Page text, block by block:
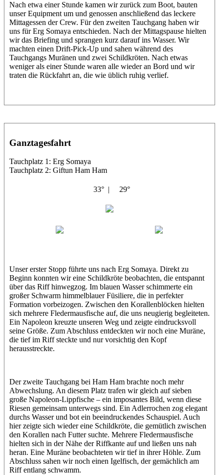
Nach etwa einer Stunde kamen wir zurück zum Boot, bauten
unser Equipment um und genossen anschließend das leckere
Mittagessen der Crew. Für den zweiten Tauchgang haben wir
uns für Erg Somaya entschieden. Nach der Mittagspause hielten
wir das Briefing und sprangen kurz darauf ins Wasser. Wir
machten einen Drift-Pick-Up und sahen während des
Tauchgangs Muränen und zwei Schildkröten. Nach etwas
weniger als einer Stunde waren alle wieder an Bord und wir
traten die Rückfahrt an, die wie üblich ruhig verlief.
Ganztagesfahrt
Tauchplatz 1: Erg Somaya
Tauchplatz 2: Giftun Ham Ham
33° | 29°
Unser erster Stopp führte uns nach Erg Somaya. Direkt zu
Beginn konnten wir eine Schildkröte beobachten, die entspannt
über das Riff hinwegzog. Im blauen Wasser schimmerte ein
großer Schwarm himmelblauer Füsiliere, die in perfekter
Formation vorbeizogen. Zwischen den Korallenblöcken hielten
sich mehrere Fledermausfische auf, die uns neugierig begleiteten.
Ein Napoleon kreuzte unseren Weg und zeigte eindrucksvoll
seine Größe. Zum Abschluss entdeckten wir noch eine Muräne,
die tief im Riff steckte und nur vorsichtig den Kopf
herausstreckte.
Der zweite Tauchgang bei Ham Ham brachte noch mehr
Abwechslung. An diesem Platz trafen wir gleich auf sieben
große Napoleon-Lippfische – ein imposantes Bild, wenn diese
Riesen gemeinsam unterwegs sind. Ein Adlerrochen zog elegant
durchs Wasser und bot ein beeindruckendes Schauspiel. Auch
hier zeigte sich wieder eine Schildkröte, die gemütlich zwischen
den Korallen nach Futter suchte. Mehrere Fledermausfische
hielten sich in der Nähe der Riffkante auf und ließen uns nah
heran. Eine Muräne beobachteten wir tief in ihrer Höhle. Zum
Abschluss sahen wir noch einen Igelfisch, der gemächlich am
Riff entlang schwamm.